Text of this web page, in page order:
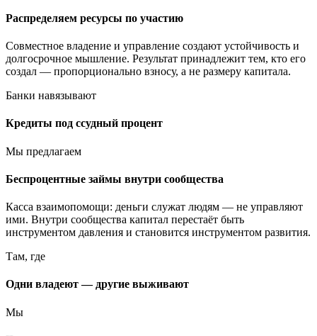
Распределяем ресурсы по участию
Совместное владение и управление создают устойчивость и
долгосрочное мышление. Результат принадлежит тем, кто его
создал — пропорционально взносу, а не размеру капитала.
Банки навязывают
Кредиты под ссудный процент
Мы предлагаем
Беспроцентные займы внутри сообщества
Касса взаимопомощи: деньги служат людям — не управляют
ими. Внутри сообщества капитал перестаёт быть
инструментом давления и становится инструментом развития.
Там, где
Одни владеют — другие выживают
Мы